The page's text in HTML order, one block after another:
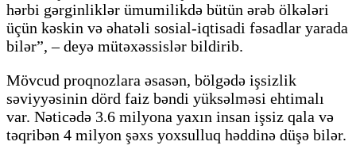
hərbi gərginliklər ümumilikdə bütün ərəb ölkələri
üçün kəskin və əhatəli sosial-iqtisadi fəsadlar yarada
bilər”, – deyə mütəxəssislər bildirib.
Mövcud proqnozlara əsasən, bölgədə işsizlik
səviyyəsinin dörd faiz bəndi yüksəlməsi ehtimalı
var. Nəticədə 3.6 milyona yaxın insan işsiz qala və
təqribən 4 milyon şəxs yoxsulluq həddinə düşə bilər.